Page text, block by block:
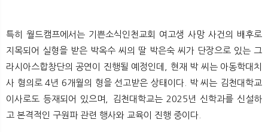
특히 월드캠프에서는 기쁜소식인천교회 여고생 사망 사건의 배후로
지목되어 실형을 받은 박옥수 씨의 딸 박은숙 씨가 단장으로 있는 그
라시아스합창단의 공연이 진행될 예정인데, 현재 박 씨는 아동학대치
사 혐의로 4년 6개월의 형을 선고받은 상태이다. 박 씨는 김천대학교
이사로도 등재되어 있으며, 김천대학교는 2025년 신학과를 신설하
고 본격적인 구원파 관련 행사와 교육이 진행 중이다.